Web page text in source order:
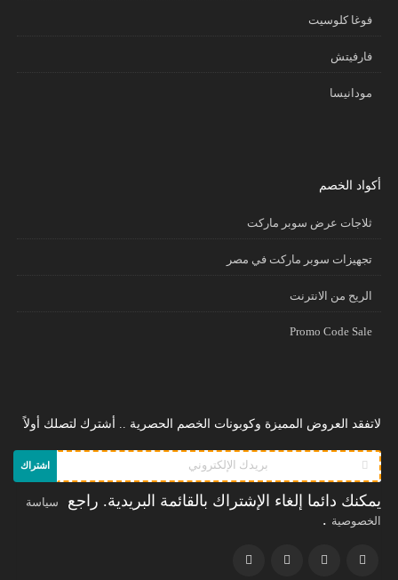
فوغا كلوسيت
فارفيتش
مودانيسا
أكواد الخصم
ثلاجات عرض سوبر ماركت
تجهيزات سوبر ماركت في مصر
الريح من الانترنت
Promo Code Sale
لاتفقد العروض المميزة وكوبونات الخصم الحصرية .. أشترك لتصلك أولاً
اشتراك
يمكنك دائما إلغاء الإشتراك بالقائمة البريدية. راجع
سياسة
الخصوصية .